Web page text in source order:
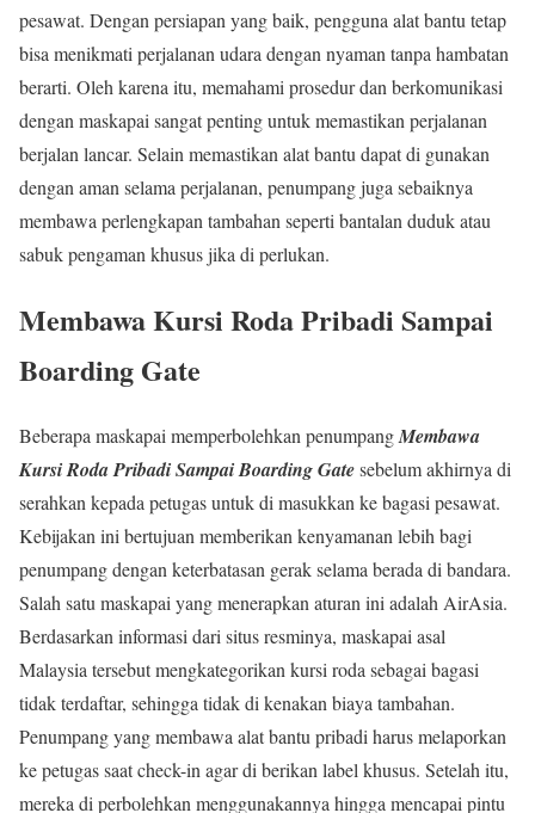
pesawat. Dengan persiapan yang baik, pengguna alat bantu tetap
bisa menikmati perjalanan udara dengan nyaman tanpa hambatan
berarti. Oleh karena itu, memahami prosedur dan berkomunikasi
dengan maskapai sangat penting untuk memastikan perjalanan
berjalan lancar. Selain memastikan alat bantu dapat di gunakan
dengan aman selama perjalanan, penumpang juga sebaiknya
membawa perlengkapan tambahan seperti bantalan duduk atau
sabuk pengaman khusus jika di perlukan.
Membawa Kursi Roda Pribadi Sampai
Boarding Gate
Beberapa maskapai memperbolehkan penumpangMembawa
Kursi Roda Pribadi Sampai Boarding Gatesebelum akhirnya di
serahkan kepada petugas untuk di masukkan ke bagasi pesawat.
Kebijakan ini bertujuan memberikan kenyamanan lebih bagi
penumpang dengan keterbatasan gerak selama berada di bandara.
Salah satu maskapai yang menerapkan aturan ini adalah AirAsia.
Berdasarkan informasi dari situs resminya, maskapai asal
Malaysia tersebut mengkategorikan kursi roda sebagai bagasi
tidak terdaftar, sehingga tidak di kenakan biaya tambahan.
Penumpang yang membawa alat bantu pribadi harus melaporkan
ke petugas saat check-in agar di berikan label khusus. Setelah itu,
mereka di perbolehkan menggunakannya hingga mencapai pintu